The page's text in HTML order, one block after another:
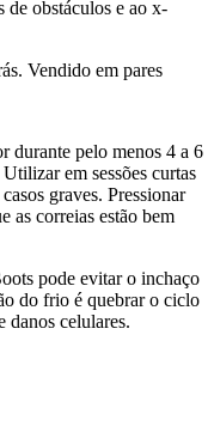
de obstáculos e ao x-
Vendido em pares
durante pelo menos 4 a 6
em sessões curtas
graves. Pressionar
as correias estão bem
pode evitar o inchaço
do frio é quebrar o ciclo
danos celulares.